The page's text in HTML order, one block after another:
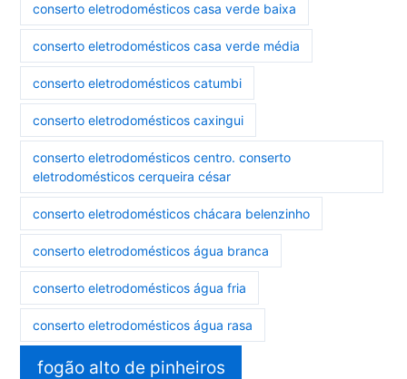
conserto eletrodomésticos casa verde baixa
conserto eletrodomésticos casa verde média
conserto eletrodomésticos catumbi
conserto eletrodomésticos caxingui
conserto eletrodomésticos centro. conserto
eletrodomésticos cerqueira césar
conserto eletrodomésticos chácara belenzinho
conserto eletrodomésticos água branca
conserto eletrodomésticos água fria
conserto eletrodomésticos água rasa
fogão alto de pinheiros